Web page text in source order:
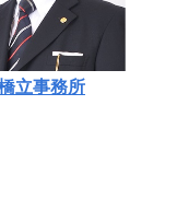
立事務所